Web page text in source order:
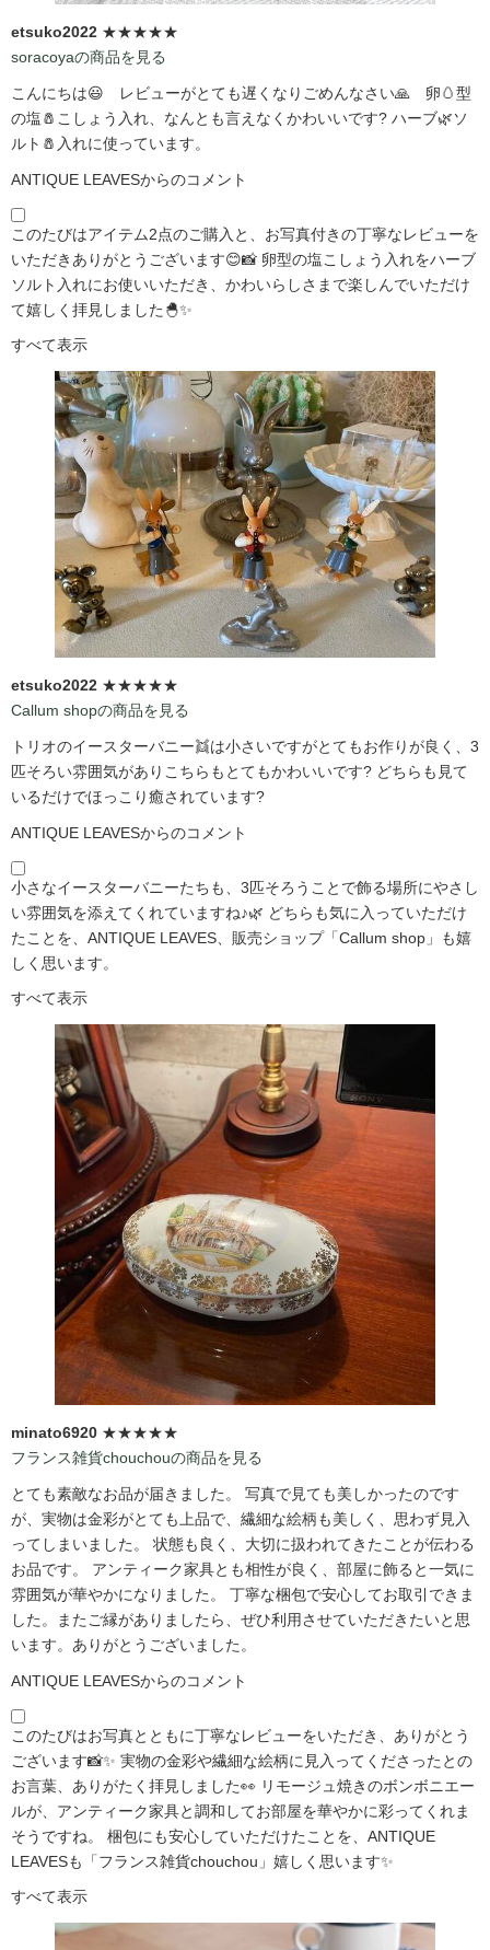
etsuko2022 ★★★★★
soracoyaの商品を見る
こんにちは😃 レビューがとても遅くなりごめんなさい🙏 卵🥚型
の塩🧂こしょう入れ、なんとも言えなくかわいいです?️ ハーブ🌿ソ
ルト🧂入れに使っています。
ANTIQUE LEAVESからのコメント
このたびはアイテム2点のご購入と、お写真付きの丁寧なレビューを
いただきありがとうございます😊📸 卵型の塩こしょう入れをハーブ
ソルト入れにお使いいただき、かわいらしさまで楽しんでいただけ
て嬉しく拝見しました🐣✨
すべて表示
etsuko2022 ★★★★★
Callum shopの商品を見る
トリオのイースターバニー👯は小さいですがとてもお作りが良く、3
匹そろい雰囲気がありこちらもとてもかわいいです?️ どちらも見て
いるだけでほっこり癒されています?️
ANTIQUE LEAVESからのコメント
小さなイースターバニーたちも、3匹そろうことで飾る場所にやさし
い雰囲気を添えてくれていますね♪🌿 どちらも気に入っていただけ
たことを、ANTIQUE LEAVES、販売ショップ「Callum shop」も嬉
しく思います。
すべて表示
minato6920 ★★★★★
フランス雑貨chouchouの商品を見る
とても素敵なお品が届きました。 写真で見ても美しかったのです
が、実物は金彩がとても上品で、繊細な絵柄も美しく、思わず見入
ってしまいました。 状態も良く、大切に扱われてきたことが伝わる
お品です。 アンティーク家具とも相性が良く、部屋に飾ると一気に
雰囲気が華やかになりました。 丁寧な梱包で安心してお取引できま
した。またご縁がありましたら、ぜひ利用させていただきたいと思
います。ありがとうございました。
ANTIQUE LEAVESからのコメント
このたびはお写真とともに丁寧なレビューをいただき、ありがとう
ございます📸✨ 実物の金彩や繊細な絵柄に見入ってくださったとの
お言葉、ありがたく拝見しました👀 リモージュ焼きのボンボニエー
ルが、アンティーク家具と調和してお部屋を華やかに彩ってくれま
そうですね。 梱包にも安心していただけたことを、ANTIQUE
LEAVESも「フランス雑貨chouchou」嬉しく思います✨
すべて表示